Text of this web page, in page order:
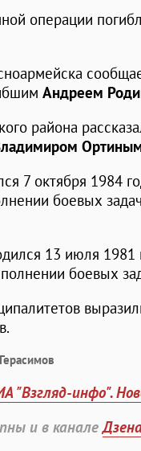
операции
Андреем
района
7 октября 1984
боевых
13 июля 1981
боевых
"Взгляд-инфо".
и в канале